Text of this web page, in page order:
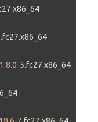
1.8.0-5